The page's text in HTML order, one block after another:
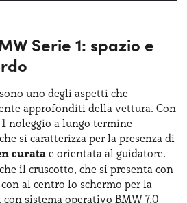
Serie 1: spazio e
uno degli aspetti che
approfonditi della vettura. Con
noleggio a lungo termine
si caratterizza per la presenza di
curata e orientata al guidatore.
il cruscotto, che si presenta con
al centro lo schermo per la
sistema operativo BMW 7.0